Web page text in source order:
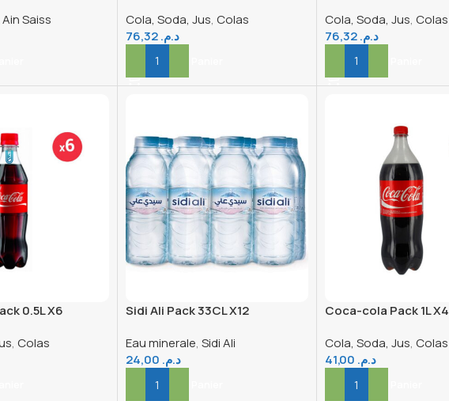
Ain Saiss
Cola, Soda, Jus, Colas
د.م.76,32
Ajouter Au Panier
Cola, Soda, Jus, Colas
د.م.76,32
Ajouter Au Panier
0.5L X6
, Colas
Sidi Ali Pack 33CL X12
Eau minerale, Sidi Ali
د.م.
Ajouter Au Panier
Coca-cola Pack 1L X4
Cola, Soda, Jus, Colas
د.م.
Ajouter Au Panier